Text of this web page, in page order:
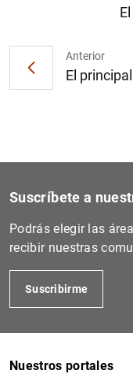
Anterior
El
Suscríbete a
Podrás elegir las
recibir nuestras
Suscribirme
Nuestros portales